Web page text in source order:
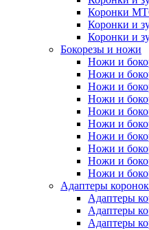
Коронки
Коронки и
Коронки и
Бокорезы и ножи
Ножи и
Ножи и
Ножи и
Ножи и
Ножи и
Ножи и
Ножи и
Ножи и
Ножи и
Ножи и
Адаптеры коронок
Адаптеры
Адаптеры
Адаптеры